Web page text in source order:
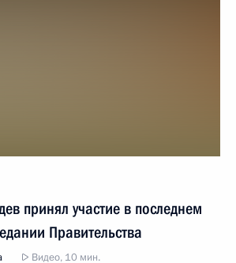
принял участие в последнем
Правительства
Видео, 10 мин.